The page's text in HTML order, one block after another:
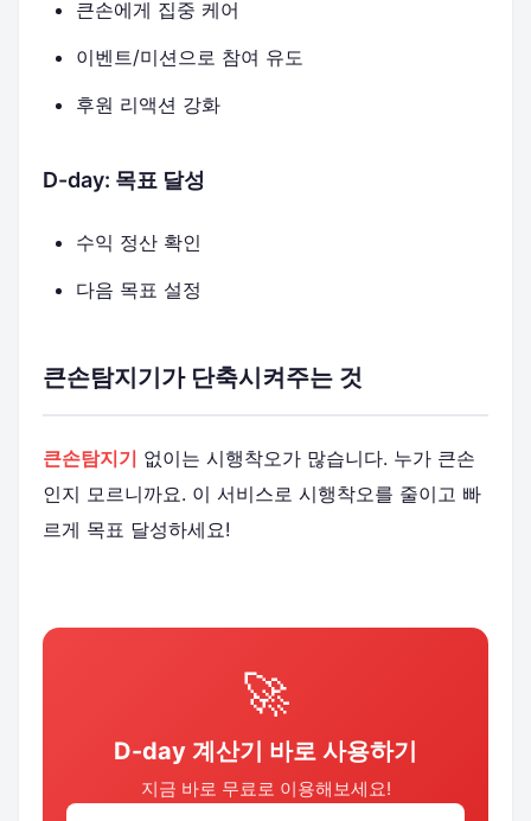
큰손에게 집중 케어
이벤트/미션으로 참여 유도
후원 리액션 강화
D-day: 목표 달성
수익 정산 확인
다음 목표 설정
큰손탐지기가 단축시켜주는 것
큰손탐지기 없이는 시행착오가 많습니다. 누가 큰손
인지 모르니까요. 이 서비스로 시행착오를 줄이고 빠
르게 목표 달성하세요!
🚀
D-day 계산기 바로 사용하기
지금 바로 무료로 이용해보세요!